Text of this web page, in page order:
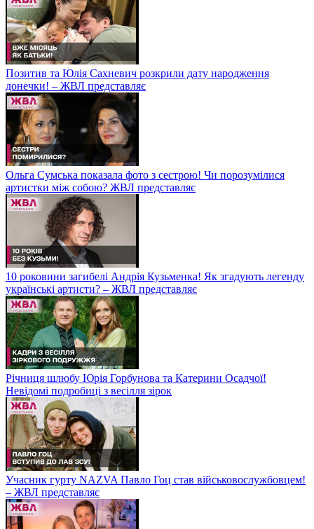
Позитив та Юлія Сахневич розкрили дату народження
донечки! – ЖВЛ представляє
Ольга Сумська показала фото з сестрою! Чи порозумілися
артистки між собою? ЖВЛ представляє
10 роковини загибелі Андрія Кузьменка! Як згадують легенду
українські артисти? – ЖВЛ представляє
Річниця шлюбу Юрія Горбунова та Катерини Осадчої!
Невідомі подробиці з весілля зірок
Учасник гурту NAZVA Павло Гоц став військовослужбовцем!
– ЖВЛ представляє